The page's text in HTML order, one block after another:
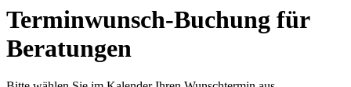
Terminwunsch-Buchung für
Beratungen